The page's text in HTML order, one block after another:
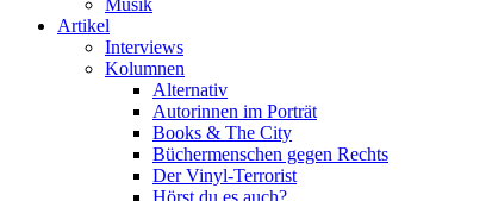
Musik
Artikel
Interviews
Kolumnen
Alternativ
Autorinnen im Porträt
Books & The City
Büchermenschen gegen Rechts
Der Vinyl-Terrorist
Hörst du es auch?